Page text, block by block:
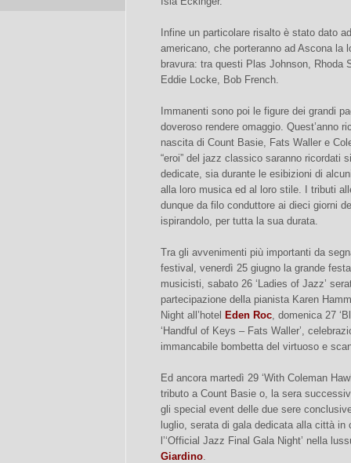
Infine un particolare risalto è stato dato
americano, che porteranno ad Ascona la
bravura: tra questi Plas Johnson, Rhoda
Eddie Locke, Bob French.
Immanenti sono poi le figure dei grandi
doveroso rendere omaggio. Quest’anno
nascita di Count Basie, Fats Waller e
“eroi” del jazz classico saranno ricordati
dedicate, sia durante le esibizioni di
alla loro musica ed al loro stile. I tributi
dunque da filo conduttore ai dieci giorni
ispirandolo, per tutta la sua durata.
Tra gli avvenimenti più importanti da
festival, venerdì 25 giugno la grande
musicisti, sabato 26 ‘Ladies of Jazz’
partecipazione della pianista Karen
Night all’hotel Eden Roc, domenica 27
‘Handful of Keys – Fats Waller’,
immancabile bombetta del virtuoso e
Ed ancora martedì 29 ‘With Coleman
tributo a Count Basie o, la sera
gli special event delle due sere
luglio, serata di gala dedicata alla città
l’‘Official Jazz Final Gala Night’ nella
Giardino.